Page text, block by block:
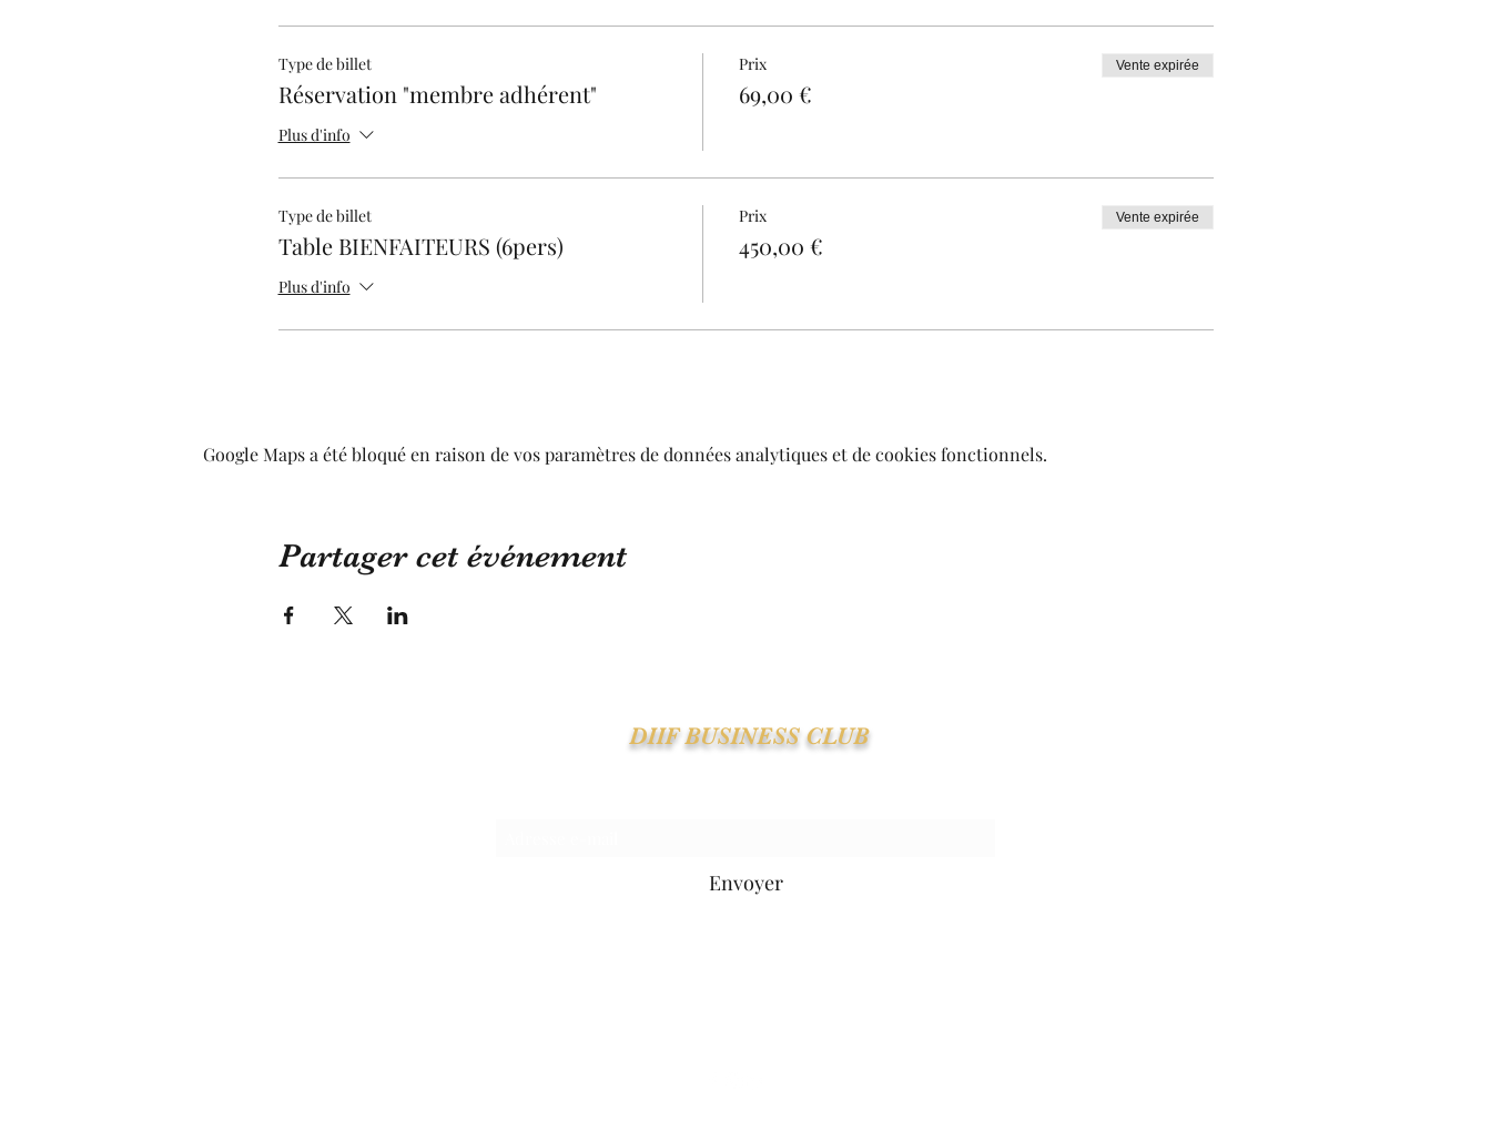
Type de billet
Réservation "membre adhérent"
Plus d'info
Prix
69,00 €
Vente expirée
Type de billet
Table BIENFAITEURS (6pers)
Plus d'info
Prix
450,00 €
Vente expirée
Google Maps a été bloqué en raison de vos paramètres de données analytiques et de cookies fonctionnels.
Partager cet événement
DIIF BUSINESS CLUB
Envoyer